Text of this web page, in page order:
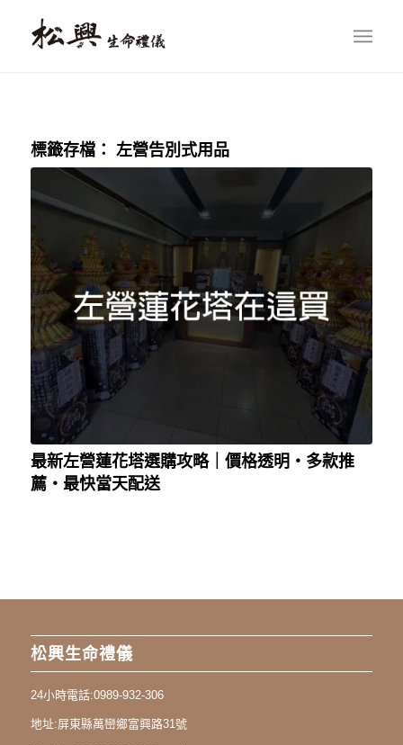
標籤存檔： 左營告別式用品
最新左營蓮花塔選購攻略｜價格透明・多款推
薦・最快當天配送
松興生命禮儀
24小時電話:0989-932-306
地址:屏東縣萬巒鄉富興路31號